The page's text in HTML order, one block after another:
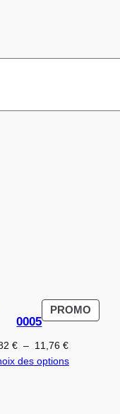
PROMO
EN
0005
€ – 11,76€Plage
de
des options